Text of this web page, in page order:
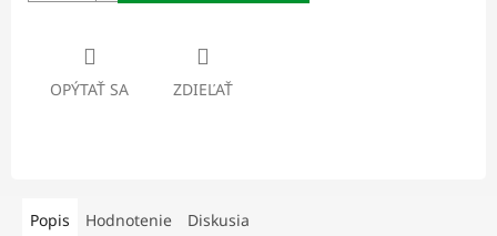
OPÝTAŤ SA ZDIEĽAŤ
Popis Hodnotenie Diskusia